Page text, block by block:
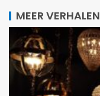
MEER VERHALEN